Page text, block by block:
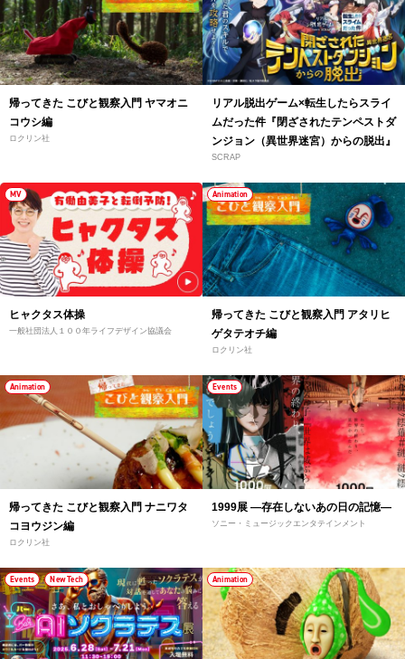
帰ってきた こびと観察入門 ヤマオニ
コウシ編
ロクリン社
リアル脱出ゲーム×転生したらスライ
ムだった件『閉ざされたテンペストダ
ンジョン（異世界迷宮）からの脱出』
SCRAP
MV
ヒャクタス体操
一般社団法人１００年ライフデザイン協議会
Animation
帰ってきた こびと観察入門 アタリヒ
ゲタテオチ編
ロクリン社
Animation
帰ってきた こびと観察入門 ナニワタ
コヨウジン編
ロクリン社
Events
1999展 ―存在しないあの日の記憶―
ソニー・ミュージックエンタテインメント
Events New Tech Animation